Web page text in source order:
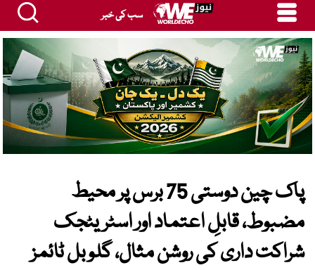
سب کی خبر
پاک چین دوستی 75 برس پر محیط
مضبوط، قابلِ اعتماد اور اسٹریٹجک
شراکت داری کی روشن مثال، گلوبل ٹائمز